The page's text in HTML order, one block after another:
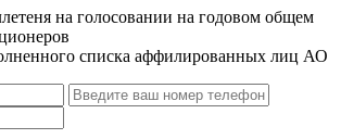
на голосовании на годовом общем
списка аффилированных лиц АО